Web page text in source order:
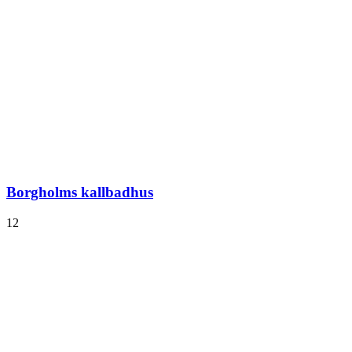
Borgholms kallbadhus
12